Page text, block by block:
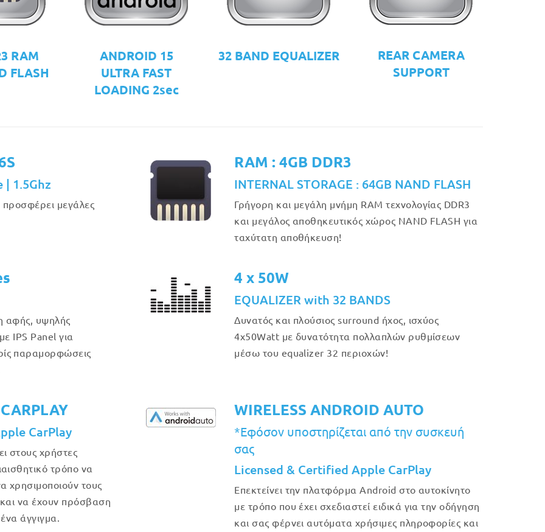
RAM
FLASH
ANDROID 15
ULTRA FAST
LOADING 2sec
32 BAND EQUALIZER
REAR CAMERA
SUPPORT
| 1.5Ghz
μεγάλες
RAM : 4GB DDR3
INTERNAL STORAGE : 64GB NAND FLASH
Γρήγορη και μεγάλη μνήμη RAM τεχνολογίας DDR3
και μεγάλος αποθηκευτικός χώρος NAND FLASH για
ταχύτατη αποθήκευση!
αφής, υψηλής
IPS Panel για
παραμορφώσεις
4 x 50W
EQUALIZER with 32 BANDS
Δυνατός και πλούσιος surround ήχος, ισχύος
4x50Watt με δυνατότητα πολλαπλών ρυθμίσεων
μέσω του equalizer 32 περιοχών!
CarPlay
στους χρήστες
τρόπο να
χρησιμοποιούν τους
να έχουν πρόσβαση
άγγιγμα.
WIRELESS ANDROID AUTO
*Εφόσον υποστηρίζεται από την συσκευή
σας
Licensed & Certified Apple CarPlay
Επεκτείνει την πλατφόρμα Android στο αυτοκίνητο
με τρόπο που έχει σχεδιαστεί ειδικά για την οδήγηση
και σας φέρνει αυτόματα χρήσιμες πληροφορίες και